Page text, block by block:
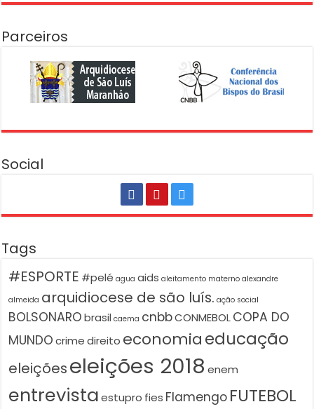
Parceiros
Social
Tags
#ESPORTE #pelé agua aids aleitamento materno alexandre
almeida arquidiocese de são luís. ação social
BOLSONARO brasil caema cnbbCONMEBOLCOPA DO
MUNDO crime direito economiaeducação
eleiçõeseleições 2018 enem
entrevista estupro fies Flamengo FUTEBOL